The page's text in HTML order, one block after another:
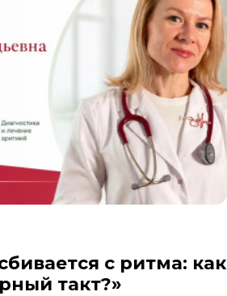
с ритма: как
такт?»